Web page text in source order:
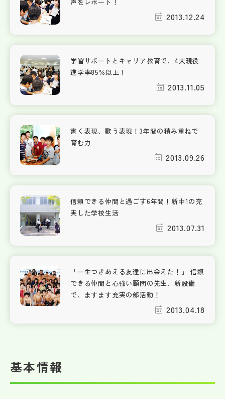
2013.12.24
学習サポートとキャリア教育で、4大現役
進学率85％以上！
2013.11.05
書く表現、歌う表現！3年間の積み重ねで
育む力
2013.09.26
信頼できる仲間と過ごす6年間！新中1の充
実した学校生活
2013.07.31
「一生つきあえる友達に出会えた！」 信頼
できる仲間と心強い顧問の先生、新設備
で、ますます充実の部活動！
2013.04.18
基本情報